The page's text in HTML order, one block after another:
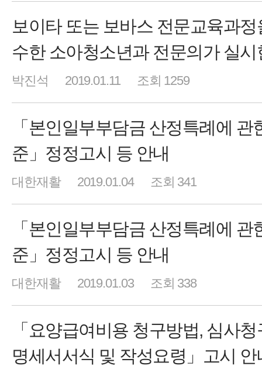
보이타 또는 보바스 전문교육과정
수한 소아청소년과 전문의가 실시
박진석 2019.01.11 조회 1259
「본인일부부담금 산정특례에 관
준」정정고시 등 안내
대한재활 2019.01.04 조회 341
「본인일부부담금 산정특례에 관
준」정정고시 등 안내
대한재활 2019.01.03 조회 338
「요양급여비용 청구방법, 심사청
명세서서식 및 작성요령」고시 안